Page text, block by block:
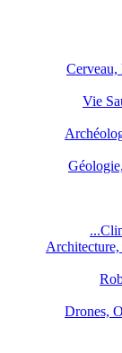
Cerveau,
Vie
Architecture,
Drones,